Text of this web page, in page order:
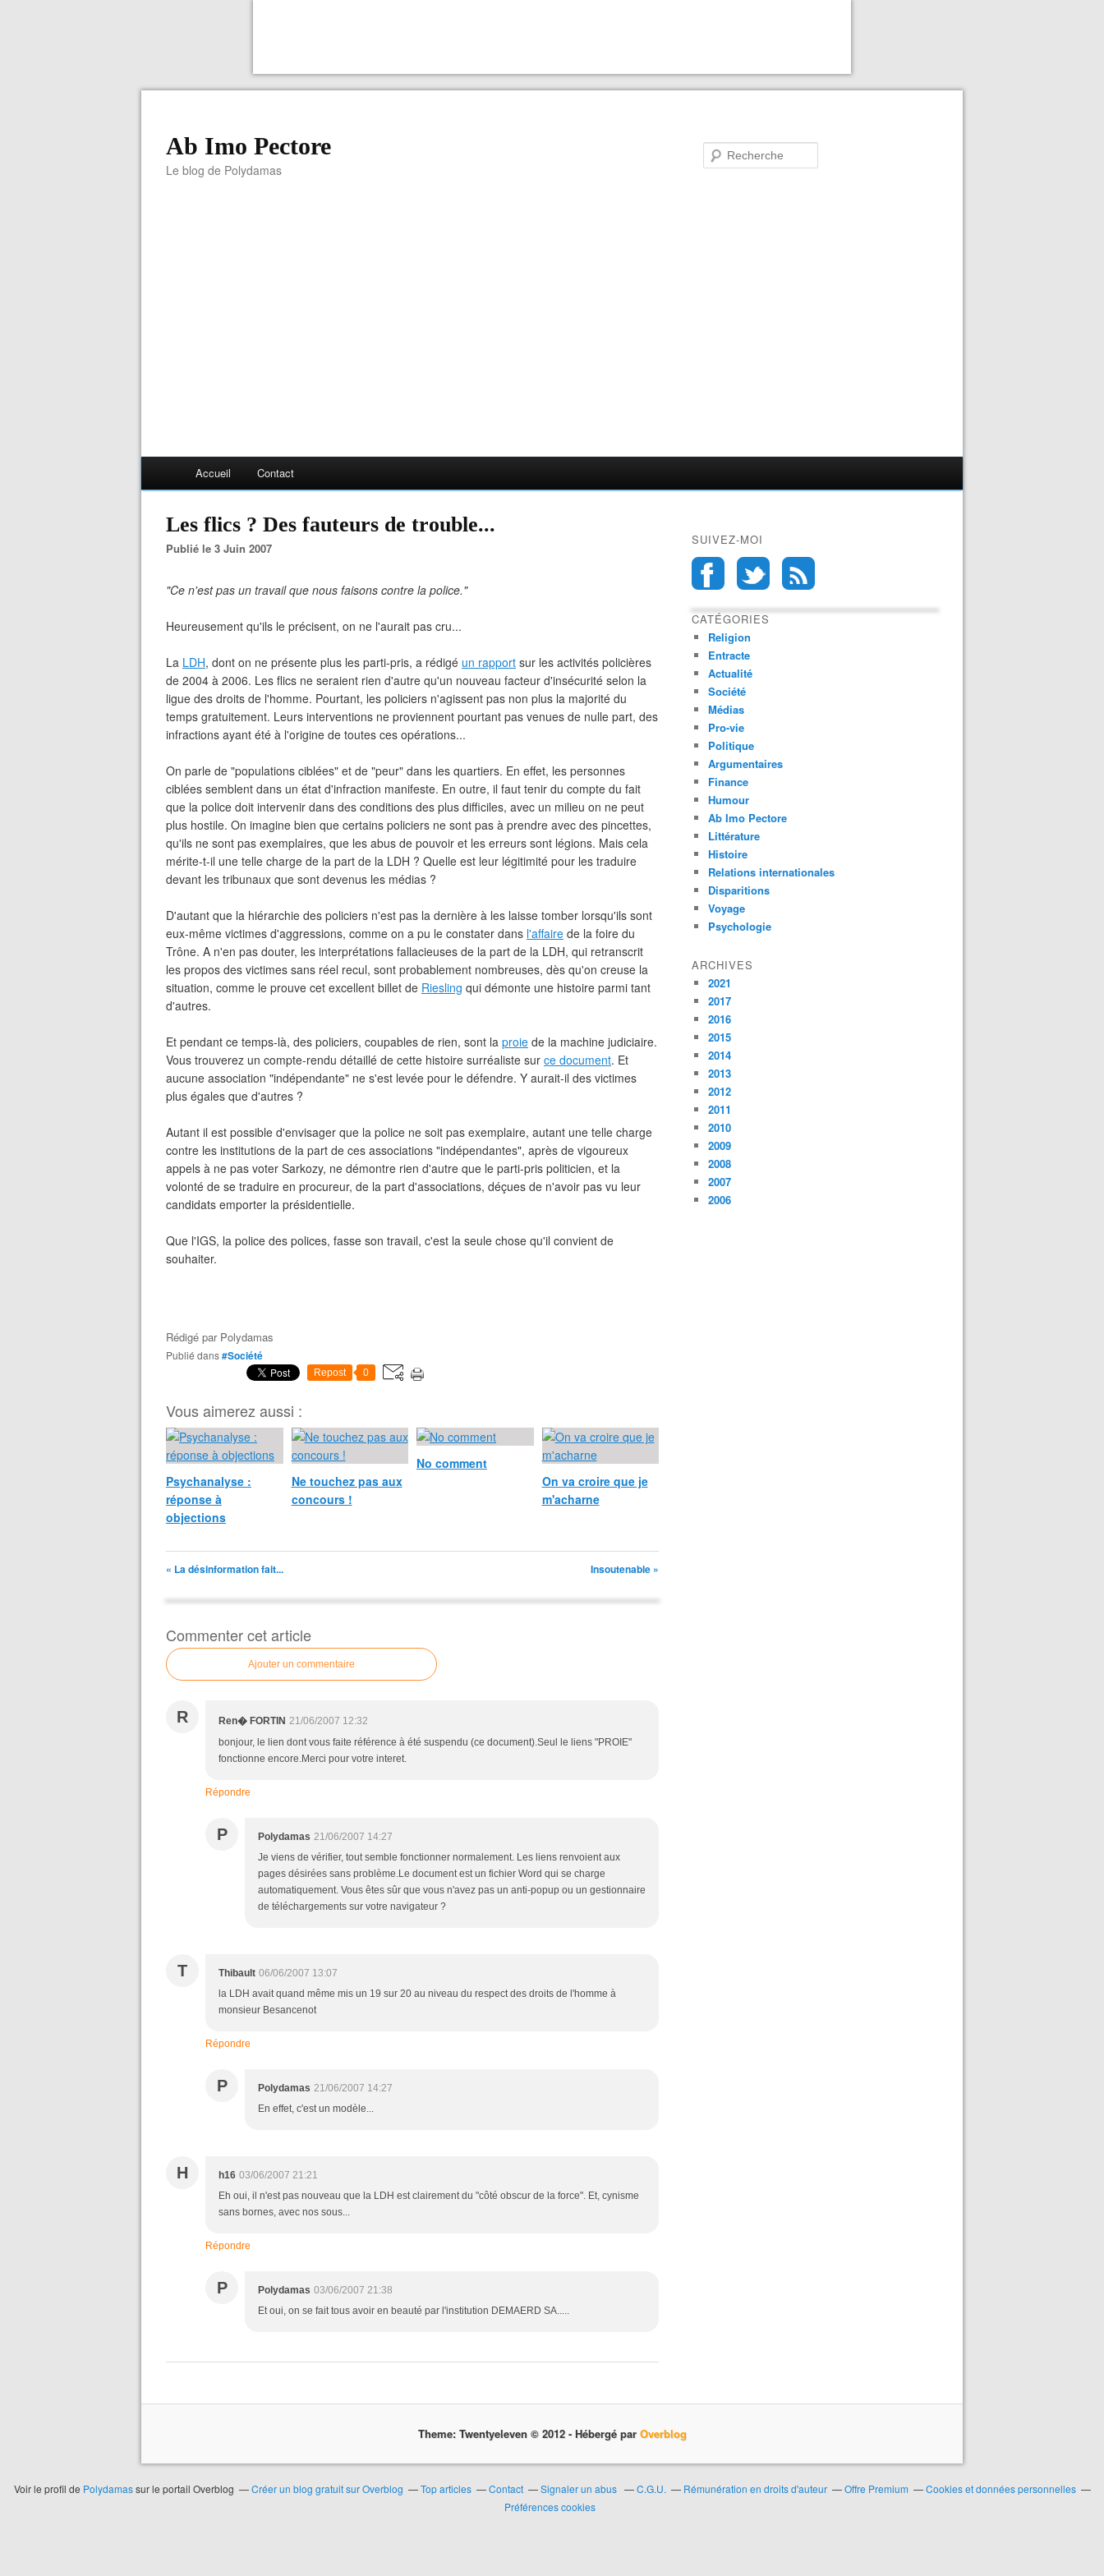
Ab Imo Pectore
Le blog de Polydamas
Accueil Contact
Les flics ? Des fauteurs de trouble...
Publié le 3 Juin 2007
"Ce n'est pas un travail que nous faisons contre la police."
Heureusement qu'ils le précisent, on ne l'aurait pas cru...
La LDH, dont on ne présente plus les parti-pris, a rédigé un rapport sur les activités policières
de 2004 à 2006. Les flics ne seraient rien d'autre qu'un nouveau facteur d'insécurité selon la
ligue des droits de l'homme. Pourtant, les policiers n'agissent pas non plus la majorité du
temps gratuitement. Leurs interventions ne proviennent pourtant pas venues de nulle part, des
infractions ayant été à l'origine de toutes ces opérations...
On parle de "populations ciblées" et de "peur" dans les quartiers. En effet, les personnes
ciblées semblent dans un état d'infraction manifeste. En outre, il faut tenir du compte du fait
que la police doit intervenir dans des conditions des plus difficiles, avec un milieu on ne peut
plus hostile. On imagine bien que certains policiers ne sont pas à prendre avec des pincettes,
qu'ils ne sont pas exemplaires, que les abus de pouvoir et les erreurs sont légions. Mais cela
mérite-t-il une telle charge de la part de la LDH ? Quelle est leur légitimité pour les traduire
devant les tribunaux que sont devenus les médias ?
D'autant que la hiérarchie des policiers n'est pas la dernière à les laisse tomber lorsqu'ils sont
eux-même victimes d'aggressions, comme on a pu le constater dans l'affaire de la foire du
Trône. A n'en pas douter, les interprétations fallacieuses de la part de la LDH, qui retranscrit
les propos des victimes sans réel recul, sont probablement nombreuses, dès qu'on creuse la
situation, comme le prouve cet excellent billet de Riesling qui démonte une histoire parmi tant
d'autres.
Et pendant ce temps-là, des policiers, coupables de rien, sont la proie de la machine judiciaire.
Vous trouverez un compte-rendu détaillé de cette histoire surréaliste sur ce document. Et
aucune association "indépendante" ne s'est levée pour le défendre. Y aurait-il des victimes
plus égales que d'autres ?
Autant il est possible d'envisager que la police ne soit pas exemplaire, autant une telle charge
contre les institutions de la part de ces associations "indépendantes", après de vigoureux
appels à ne pas voter Sarkozy, ne démontre rien d'autre que le parti-pris politicien, et la
volonté de se traduire en procureur, de la part d'associations, déçues de n'avoir pas vu leur
candidats emporter la présidentielle.
Que l'IGS, la police des polices, fasse son travail, c'est la seule chose qu'il convient de
souhaiter.
Rédigé par Polydamas
Publié dans#Société
Repost 0
Vous aimerez aussi :
Psychanalyse :
réponse à
objections
Ne touchez pas aux
concours !
No comment
On va croire que je
m'acharne
« La désinformation fait... Insoutenable »
Commenter cet article
Ajouter un commentaire
R Ren� FORTIN 21/06/2007 12:32
bonjour, le lien dont vous faite référence à été suspendu (ce document).Seul le liens "PROIE"
fonctionne encore.Merci pour votre interet.
Répondre
P Polydamas 21/06/2007 14:27
Je viens de vérifier, tout semble fonctionner normalement. Les liens renvoient aux
pages désirées sans problème.Le document est un fichier Word qui se charge
automatiquement. Vous êtes sûr que vous n'avez pas un anti-popup ou un gestionnaire
de téléchargements sur votre navigateur ?
T Thibault 06/06/2007 13:07
la LDH avait quand même mis un 19 sur 20 au niveau du respect des droits de l'homme à
monsieur Besancenot
Répondre
P Polydamas 21/06/2007 14:27
En effet, c'est un modèle...
H h16 03/06/2007 21:21
Eh oui, il n'est pas nouveau que la LDH est clairement du "côté obscur de la force". Et, cynisme
sans bornes, avec nos sous...
Répondre
P Polydamas 03/06/2007 21:38
Et oui, on se fait tous avoir en beauté par l'institution DEMAERD SA.....
SUIVEZ-MOI
CATÉGORIES
Religion
Entracte
Actualité
Société
Médias
Pro-vie
Politique
Argumentaires
Finance
Humour
Ab Imo Pectore
Littérature
Histoire
Relations internationales
Disparitions
Voyage
Psychologie
ARCHIVES
2021
2017
2016
2015
2014
2013
2012
2011
2010
2009
2008
2007
2006
Theme: Twentyeleven © 2012 - Hébergé par Overblog
Voir le profil de Polydamassur le portail Overblog Créer un blog gratuit sur Overblog Top articles Contact Signaler un abus C.G.U. Rémunération en droits d'auteur Offre Premium
Cookies et données personnelles
Préférences cookies